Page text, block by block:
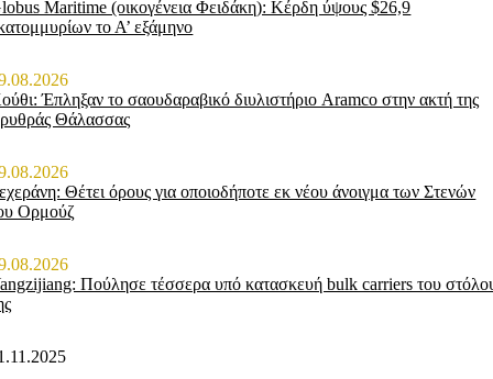
Maritime (οικογένεια Φειδάκη): Κέρδη ύψους $26,9
το Α’ εξάμηνο
Έπληξαν το σαουδαραβικό διυλιστήριο Aramco στην ακτή της
Θάλασσας
Θέτει όρους για οποιοδήποτε εκ νέου άνοιγμα των Στενών
Ορμούζ
Πούλησε τέσσερα υπό κατασκευή bulk carriers του